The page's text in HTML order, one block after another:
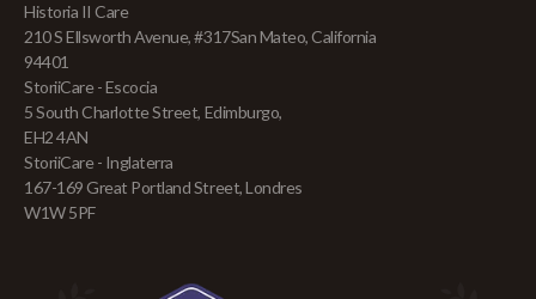
Historia II Care
210 S Ellsworth Avenue, #317San Mateo, California
94401
StoriiCare - Escocia
5 South Charlotte Street, Edimburgo,
EH2 4AN
StoriiCare - Inglaterra
167-169 Great Portland Street, Londres
W1W 5PF